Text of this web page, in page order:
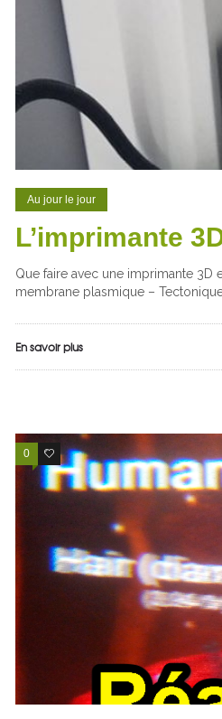
Au jour le jour
L’imprimante
Que faire avec une imprimante 3D
membrane plasmique –
En savoir plus
0 1